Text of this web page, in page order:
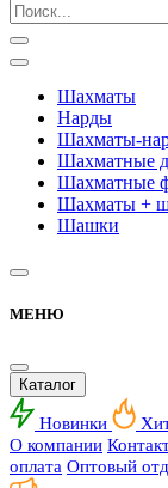
Шахматы
Нарды
Шахматы-
Шахматные
Шахматные
Шахматы +
Шашки
МЕНЮ
Каталог
Новинки
О компании
оплата Оптовый